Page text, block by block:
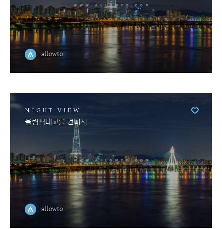
allowto
NIGHT VIEW
올림픽대교를 건너서
allowto